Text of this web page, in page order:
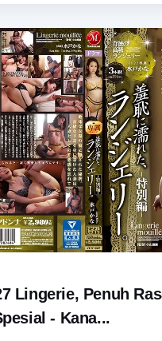
Lingerie, Penuh
- Kana...